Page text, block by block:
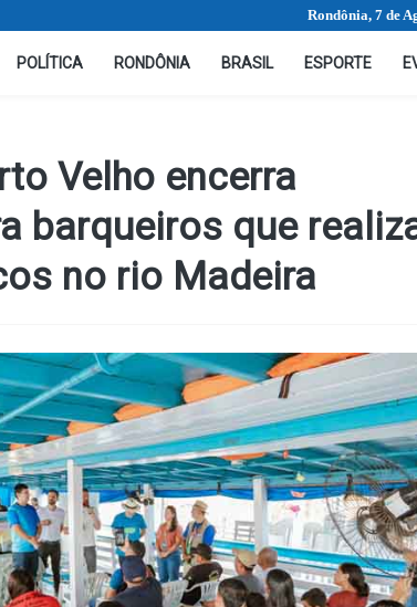
Rondônia, 7 de
POLÍTICA RONDÔNIA BRASIL ESPORTE
Velho encerra
barqueiros que
no rio Madeira